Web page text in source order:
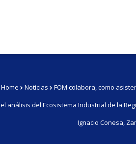
Home Noticias
FOM colabora, como
el análisis del Ecosistema Industrial de la
Ignacio Conesa,